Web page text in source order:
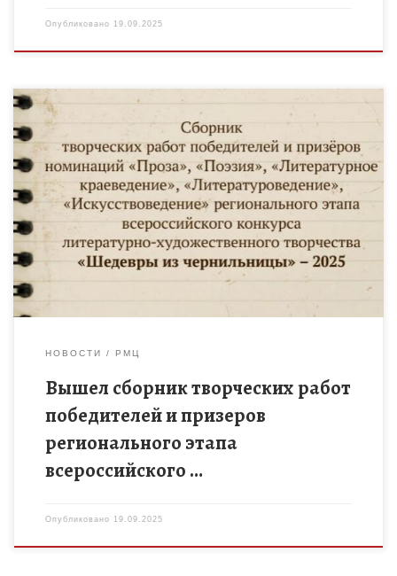
Опубликовано 19.09.2025
Вышел сборник творческих работ победителей и призеров
регионального этапа всероссийского конкурса литературно-
художественного творчества «Шедевры из чернильницы». В
сборник вошли творческие работы номинаций: «Проза»,
«Поэзия», «Литературоведение», […]
НОВОСТИ РМЦ
Вышел сборник творческих работ
победителей и призеров
регионального этапа
всероссийского …
Опубликовано 19.09.2025